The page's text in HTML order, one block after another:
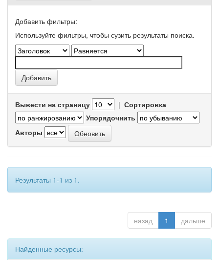
Добавить фильтры:
Используйте фильтры, чтобы сузить результаты поиска.
Вывести на страницу | Сортировка
Упорядочнить
Авторы
Результаты 1-1 из 1.
назад 1 дальше
Найденные ресурсы: